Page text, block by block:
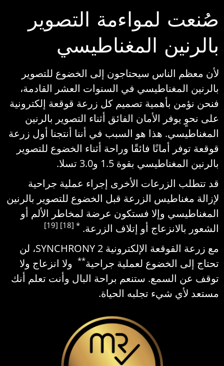
صُنعت لمواءمة التصوير
بالرنين المغناطيسي
لأن معظم الناس سيحتاجون إلى الخضوع للتصوير
بالرنين المغناطيسي في السنوات العشر القادمة،
فنحن نؤمن بأهمية تصميم كل زرعة قوقعة إلكترونية
على نحوٍ يوفر الأمان الفائق أثناء التصوير بالرنين
المغناطيسي. هذا هو السبب في أننا أنتجنا أول زرعة
قوقعة توفر أمانًا فائقًا وراحة أثناء الخضوع للتصوير
بالرنين المغناطيسي بقوة 1.5 و3.0 تسلا.
قد تتطلب الزرعات الأخرى إجراء عملية جراحية
لإزالة مغناطيس الزرعة قبل الخضوع للتصوير بالرنين
المغناطيسي وإلا فستكون عرضة لمخاطر الألم أو
الشعور بالانزعاج أو إتلاف الزرعة.‎ ‏
[18]
[19]
مع زرعة القوقعة الإلكترونية SYNCHRONY 2، لن
تحتاج إلى الخضوع لعملية جراحية‎**‎ ولا انزعاج ولا
توقف عن السمع. ستنعم براحة البال وأنت تعلم أنك
مستعد لأي شيء تجلبه الحياة.